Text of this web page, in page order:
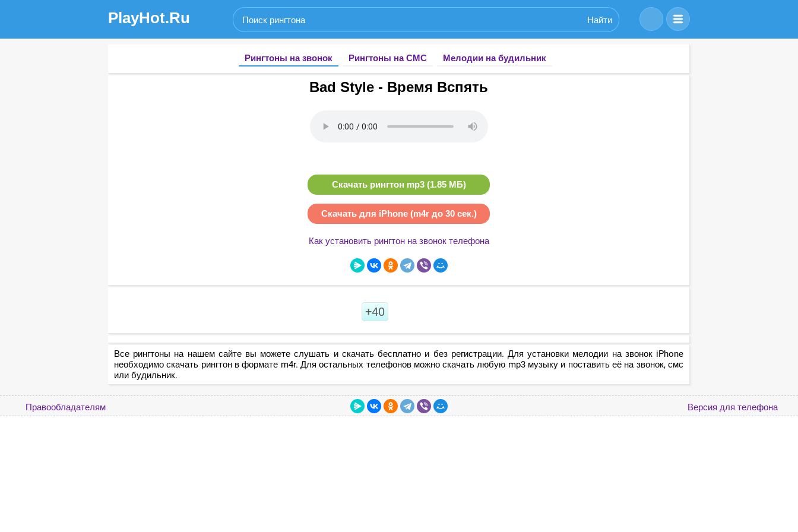
PlayHot.Ru Найти
Рингтоны на звонок Рингтоны на СМС Мелодии на будильник
Bad Style - Время Вспять
Скачать рингтон mp3 (1.85 МБ)
Скачать для iPhone (m4r до 30 сек.)
Как установить рингтон на звонок телефона
+40
Все рингтоны на нашем сайте вы можете слушать и скачать бесплатно и без регистрации. Для установки мелодии на звонок iPhone
необходимо скачать рингтон в формате m4r. Для остальных телефонов можно скачать любую mp3 музыку и поставить её на звонок, смс
или будильник.
Правообладателям Версия для телефона